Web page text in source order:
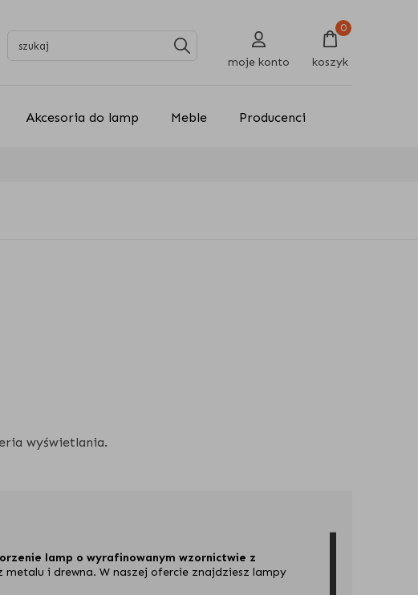
moje konto
0
koszyk
Akcesoria do lamp Meble Producenci
wyświetlania.
lamp o wyrafinowanym wzornictwie z
i drewna. W naszej ofercie znajdziesz lampy